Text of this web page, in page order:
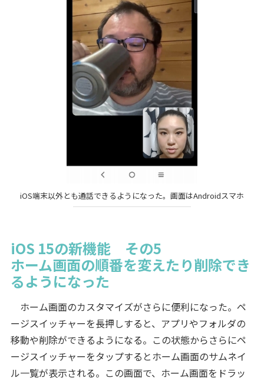
iOS端末以外とも通話できるようになった。画面はAndroidスマホ
iOS 15の新機能 その5
ホーム画面の順番を変えたり削除でき
るようになった
ホーム画面のカスタマイズがさらに便利になった。ペ
ージスイッチャーを長押しすると、アプリやフォルダの
移動や削除ができるようになる。この状態からさらにペ
ージスイッチャーをタップするとホーム画面のサムネイ
ル一覧が表示される。この画面で、ホーム画面をドラッ